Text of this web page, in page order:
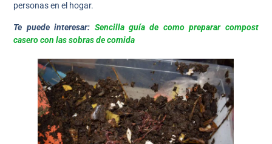
personas en el hogar.
Te puede interesar: Sencilla guía de como preparar compost
casero con las sobras de comida